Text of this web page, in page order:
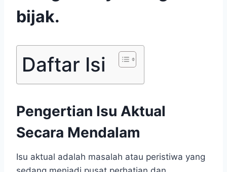
bijak.
Daftar Isi
Pengertian Isu Aktual
Secara Mendalam
Isu aktual adalah masalah atau peristiwa yang